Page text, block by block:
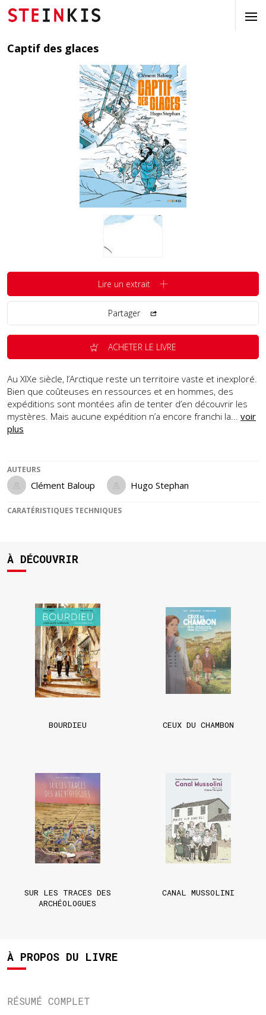
Captif des glaces
Lire un extrait
Partager
ACHETER LE LIVRE
Au XIXe siècle, l’Arctique reste un territoire vaste et inexploré.
Bien que coûteuses en ressources et en hommes, des
expéditions sont montées afin de tenter d’en découvrir les
mystères. Mais aucune expédition n’a encore franchi la... voir
plus
AUTEURS
Clément Baloup Hugo Stephan
CARATÉRISTIQUES TECHNIQUES
À DÉCOUVRIR
BOURDIEU CEUX DU CHAMBON
SUR LES TRACES DES
ARCHÉOLOGUES
CANAL MUSSOLINI
À PROPOS DU LIVRE
RÉSUMÉ COMPLET